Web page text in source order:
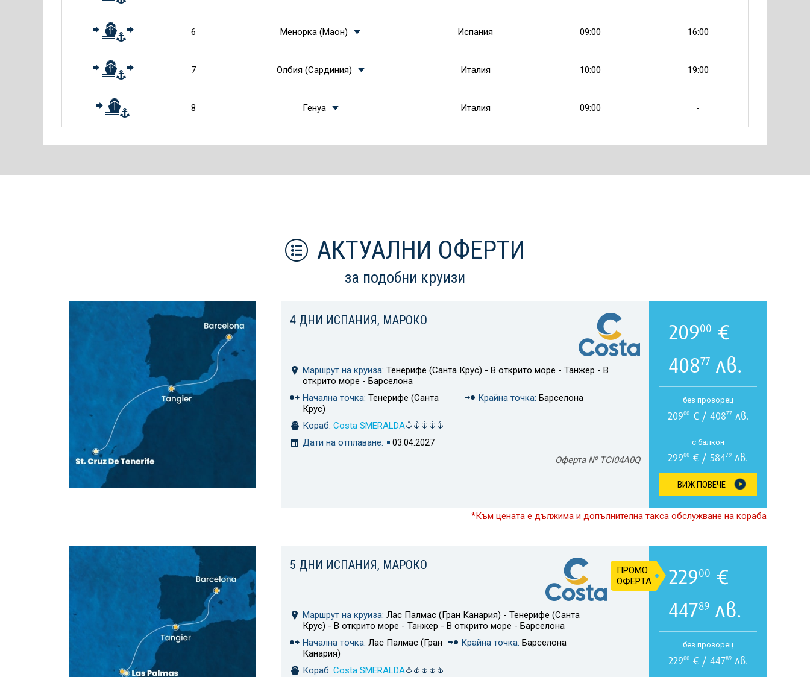
6 Менорка (Маон) Испания 09:00 16:00
7 Олбия (Сардиния) Италия 10:00 19:00
8 Генуа Италия 09:00 -
АКТУАЛНИ ОФЕРТИ
за подобни круизи
4 ДНИ ИСПАНИЯ, МАРОКО
Маршрут на круиза: Тенерифе (Санта Крус) - В открито море - Танжер - В
открито море - Барселона
Начална точка: Тенерифе (Санта
Крус)
Крайна точка: Барселона
Кораб: Costa SMERALDA
Дати на отплаване:
03.04.2027
Оферта № TCI04A0Q
20900 €
40877 лв.
без прозорец
20900€ / 40877лв.
с балкон
29900 € / 58479 лв.
ВИЖ ПОВЕЧЕ
*Към цената е дължима и допълнителна такса обслужване на кораба
5 ДНИ ИСПАНИЯ, МАРОКО
Маршрут на круиза: Лас Палмас (Гран Канария) - Тенерифе (Санта
Крус) - В открито море - Танжер - В открито море - Барселона
Начална точка: Лас Палмас (Гран
Канария)
Крайна точка: Барселона
Кораб: Costa SMERALDA
22900 €
44789 лв.
ПРОМО
ОФЕРТА
без прозорец
22900€ / 44789лв.